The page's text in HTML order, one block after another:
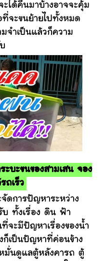
ได้คืนมาบ้างอาจจะคุ้ม
ที่จะขนย้ายไปทั้งหมด
จำเป็นแล้วก็ความ
บะขนของสามเสน จอง
ถเร็ว
ารปัญหาระหว่าง
บ ทั้งเรื่อง ดิน ฟ้า
จะมีปัญหาเรื่องของน้ำ
งก็เป็นปัญหาที่ค่อนข้าง
มั่นดูแลตู้หลังคารถ ตู้